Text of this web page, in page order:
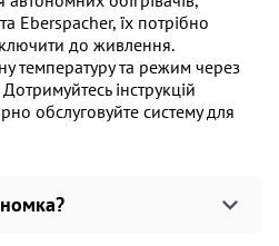
Eberspacher, їх потрібно
до живлення.
температуру та режим через
інструкцій
обслуговуйте систему для